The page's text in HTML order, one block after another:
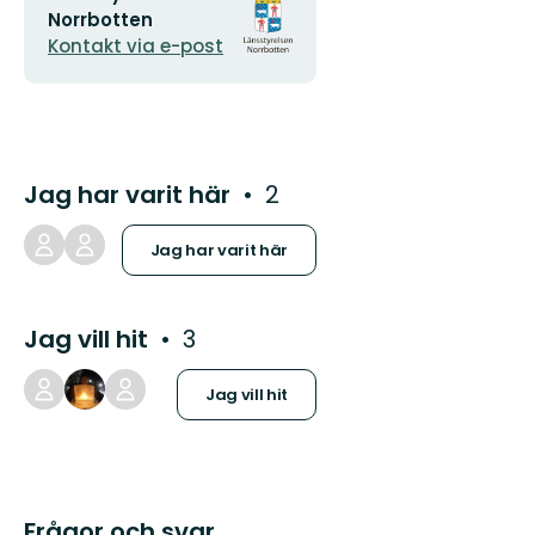
postadress
Norrbotten
Kontakt via e-post
logotyp
Jag har varit här 2
Jag har varit här
Jag vill hit 3
Jag vill hit